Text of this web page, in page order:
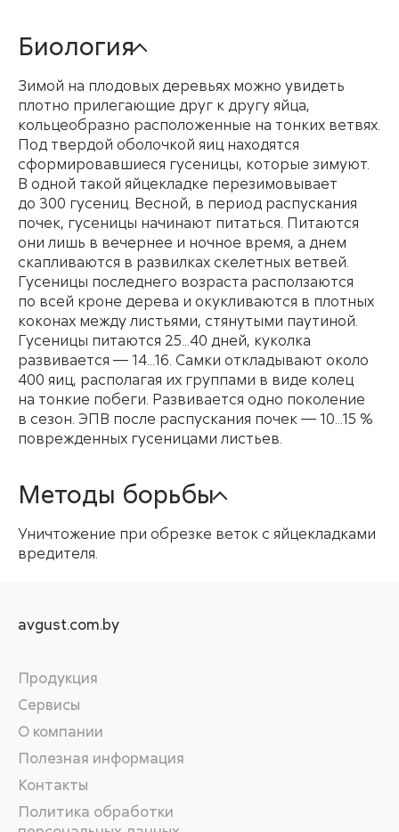
Биология
Зимой на плодовых деревьях можно увидеть
плотно прилегающие друг к другу яйца,
кольцеобразно расположенные на тонких ветвях.
Под твердой оболочкой яиц находятся
сформировавшиеся гусеницы, которые зимуют.
В одной такой яйцекладке перезимовывает
до 300 гусениц. Весной, в период распускания
почек, гусеницы начинают питаться. Питаются
они лишь в вечернее и ночное время, а днем
скапливаются в развилках скелетных ветвей.
Гусеницы последнего возраста расползаются
по всей кроне дерева и окукливаются в плотных
коконах между листьями, стянутыми паутиной.
Гусеницы питаются 25...40 дней, куколка
развивается — 14...16. Самки откладывают около
400 яиц, располагая их группами в виде колец
на тонкие побеги. Развивается одно поколение
в сезон. ЭПВ после распускания почек — 10...15 %
поврежденных гусеницами листьев.
Методы борьбы
Уничтожение при обрезке веток с яйцекладками
вредителя.
avgust.com.by
Продукция
Сервисы
О компании
Полезная информация
Контакты
Политика обработки